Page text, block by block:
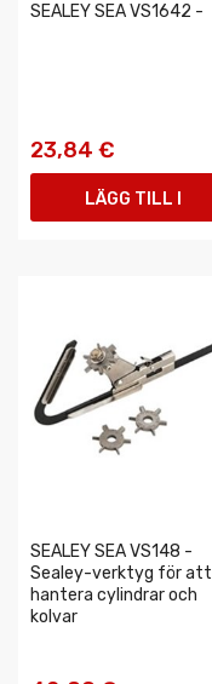
SEALEY SEA VS1642 -
23,84 €
LÄGG TILL I
SEALEY SEA VS148 -
Sealey-verktyg för att
hantera cylindrar och
kolvar